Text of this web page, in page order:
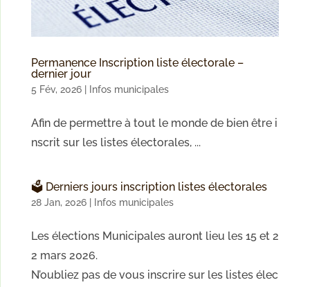
Permanence Inscription liste électorale –
dernier jour
5 Fév, 2026| Infos municipales
Afin de permettre à tout le monde de bien être i
nscrit sur les listes électorales, ...
🗳️ Derniers jours inscription listes électorales
28 Jan, 2026| Infos municipales
Les élections Municipales auront lieu les 15 et 2
2 mars 2026.
N’oubliez pas de vous inscrire sur les listes élec